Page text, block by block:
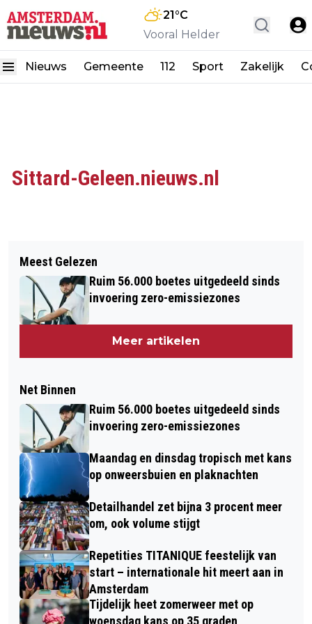
21°C
Vooral Helder
Nieuws Gemeente 112 Sport Zakelijk
Sittard-Geleen.nieuws.nl
Meest Gelezen
Ruim 56.000 boetes uitgedeeld sinds
invoering zero-emissiezones
Meer artikelen
Net Binnen
Ruim 56.000 boetes uitgedeeld sinds
invoering zero-emissiezones
Maandag en dinsdag tropisch met kans
op onweersbuien en plaknachten
Detailhandel zet bijna 3 procent meer
om, ook volume stijgt
Repetities TITANIQUE feestelijk van
start – internationale hit meert aan in
Amsterdam
Tijdelijk heet zomerweer met op
woensdag kans op 35 graden